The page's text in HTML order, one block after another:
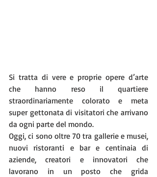
Si tratta di vere e proprie opere d’arte
che hanno reso il quartiere
straordinariamente colorato e meta
super gettonata di visitatori che arrivano
da ogni parte del mondo.
Oggi, ci sono oltre 70 tra gallerie e musei,
nuovi ristoranti e bar e centinaia di
aziende, creatori e innovatori che
lavorano in un posto che grida